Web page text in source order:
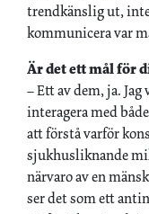
trendkänslig ut,
kommunicera var
Är det ett mål för
– Ett av dem, ja.
interagera med
att förstå varför
sjukhusliknande
närvaro av en
ser det som ett